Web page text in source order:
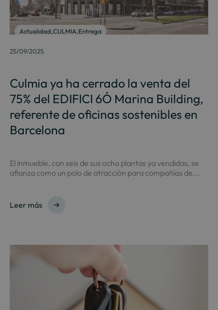
Actualidad,CULMIA,Entrega
25/09/2025
Culmia ya ha cerrado la venta del
75% del EDIFICI 6Ó Marina Building,
referente de oficinas sostenibles en
Barcelona
El inmueble, con seis de sus ocho plantas ya vendidas, se
afianza como un polo de atracción para compañías de...
Leer más